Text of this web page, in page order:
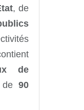
, de
de
de90